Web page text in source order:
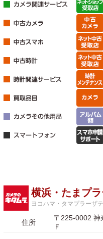
横浜・たまプ
ヨコハマ・タマプラーザ
住所
〒225-0002 神
Ｆ